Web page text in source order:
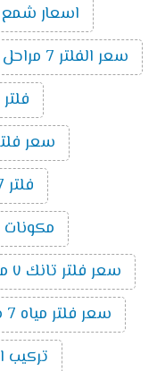
اسعار شمع الفلتر 7
سعر الفلتر 7 مراحل
فلتر
سعر فلتر مياه
فلتر 7 مراحل تايواني
مكونات
سعر فلتر تانك ٧ مراحل
سعر فلتر مياه 7 مراحل تايواني امريكي 2019
تركيب